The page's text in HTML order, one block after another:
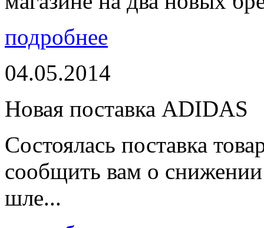
подробнее
04.05.2014
Новая поставка ADIDAS
Состоялась поставка
сообщить вам о
шле...